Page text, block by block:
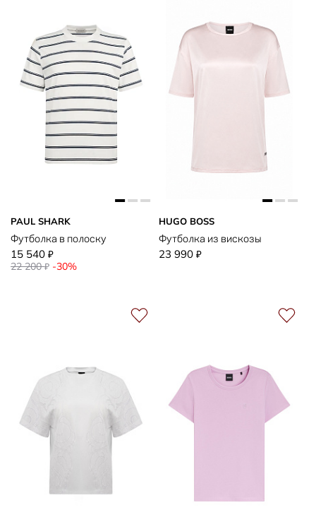
PAUL SHARK
Футболка в полоску
15 540 ₽
22 200₽ -30%
HUGO BOSS
Футболка из вискозы
23 990 ₽